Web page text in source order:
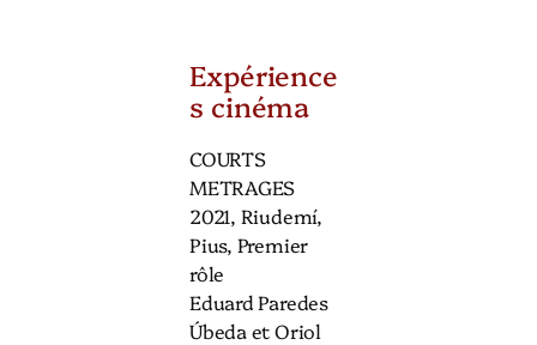
Expérience
s cinéma
COURTS
METRAGES
2021, Riudemí,
Pius, Premier
rôle
Eduard Paredes
Úbeda et Oriol